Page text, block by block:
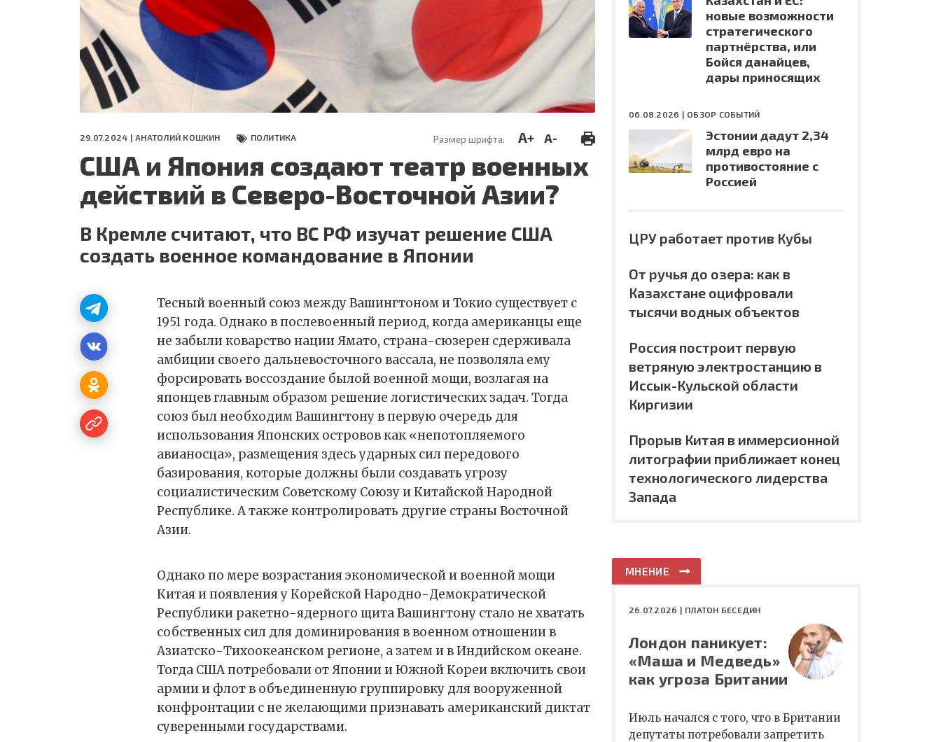
СЕГОДНЯ
ПОЛЯ БИТВЫ 2024
29.07.2024 |АНАТОЛИЙ КОШКИН ПОЛИТИКА Размер шрифта: A+ A-
США и Япония создают театр военных
действий в Северо-Восточной Азии?
В Кремле считают, что ВС РФ изучат решение США
создать военное командование в Японии
Тесный военный союз между Вашингтоном и Токио существует с
1951 года. Однако в послевоенный период, когда американцы еще
не забыли коварство нации Ямато, страна-сюзерен сдерживала
амбиции своего дальневосточного вассала, не позволяла ему
форсировать воссоздание былой военной мощи, возлагая на
японцев главным образом решение логистических задач. Тогда
союз был необходим Вашингтону в первую очередь для
использования Японских островов как «непотопляемого
авианосца», размещения здесь ударных сил передового
базирования, которые должны были создавать угрозу
социалистическим Советскому Союзу и Китайской Народной
Республике. А также контролировать другие страны Восточной
Азии.
Однако по мере возрастания экономической и военной мощи
Китая и появления у Корейской Народно-Демократической
Республики ракетно-ядерного щита Вашингтону стало не хватать
собственных сил для доминирования в военном отношении в
Азиатско-Тихоокеанском регионе, а затем и в Индийском океане.
Тогда США потребовали от Японии и Южной Кореи включить свои
армии и флот в объединенную группировку для вооруженной
конфронтации с не желающими признавать американский диктат
суверенными государствами.
новые возможности
стратегического
партнёрства, или
Бойся данайцев,
дары приносящих
06.08.2026 | ОБЗОР СОБЫТИЙ
Эстонии дадут 2,34
млрд евро на
противостояние с
Россией
ЦРУ работает против Кубы
От ручья до озера: как в
Казахстане оцифровали
тысячи водных объектов
Россия построит первую
ветряную электростанцию в
Иссык-Кульской области
Киргизии
Прорыв Китая в иммерсионной
литографии приближает конец
технологического лидерства
Запада
МНЕНИЕ
26.07.2026 | ПЛАТОН БЕСЕДИН
Лондон паникует:
«Маша и Медведь»
как угроза Британии
Июль начался с того, что в Британии
депутаты потребовали запретить